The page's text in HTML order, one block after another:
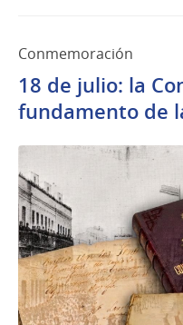
Conmemoración
18 de julio: la
fundamento de